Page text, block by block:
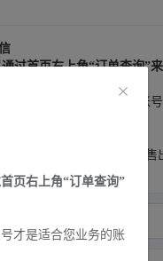
过首页右上角“订单查询”来
的号才是适合您业务的账
员订单无法被扫描)。2.
页右上角“订单查询”
才是适合您业务的账